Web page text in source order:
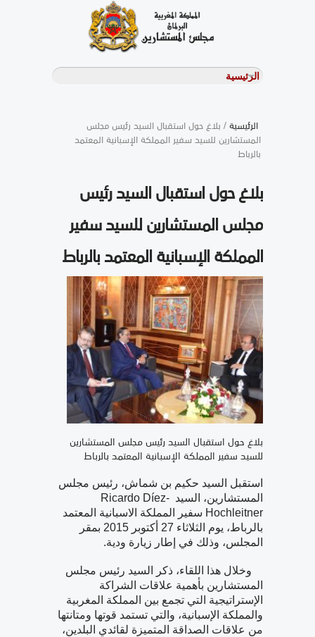
الرئيسية/ بلاغ حول استقبال السيد رئيس مجلس
المستشارين للسيد سفير المملكة الإسبانية المعتمد
بالرباط
بلاغ حول استقبال السيد رئيس
مجلس المستشارين للسيد سفير
المملكة الإسبانية المعتمد بالرباط
بلاغ حول استقبال السيد رئيس مجلس المستشارين
للسيد سفير المملكة الإسبانية المعتمد بالرباط
استقبل السيد حكيم بن شماش، رئيس مجلس
المستشارين، السيد Ricardo Díez-
Hochleitner سفير المملكة الاسبانية المعتمد
بالرباط، يوم الثلاثاء 27 أكتوبر 2015 بمقر
المجلس، وذلك في إطار زيارة ودية.
وخلال هذا اللقاء، ذكر السيد رئيس مجلس
المستشارين بأهمية علاقات الشراكة
الإستراتيجية التي تجمع بين المملكة المغربية
والمملكة الإسبانية، والتي تستمد قوتها ومتانتها
من علاقات الصداقة المتميزة لقائدي البلدين،